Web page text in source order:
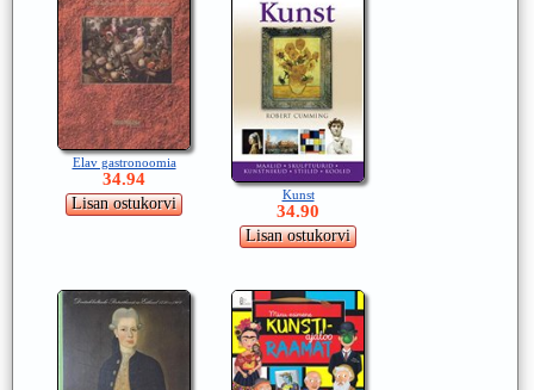
Elav gastronoomia
34.94
Kunst
34.90